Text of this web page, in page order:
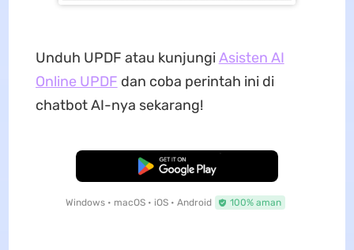
Unduh UPDF atau kunjungiAsisten AI
Online UPDF dan coba perintah ini di
chatbot AI-nya sekarang!
Unduh Gratis
Windows • macOS • iOS • Android 100% aman